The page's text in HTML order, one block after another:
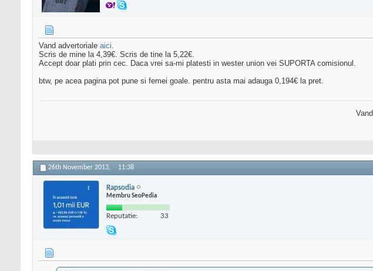
Vand advertoriale aici.
Scris de mine la 4,39€. Scris de tine la 5,22€.
Accept doar plati prin cec. Daca vrei sa-mi platesti in wester union vei SUPORTA comisionul.
btw, pe acea pagina pot pune si femei goale. pentru asta mai adauga 0,194€ la pret.
Vand
26th November 2013, 11:38
Rapsodia
Membru SeoPedia
Reputatie: 33